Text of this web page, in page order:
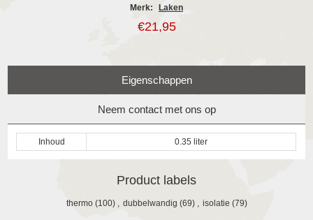
Merk:
Laken
€21,95
Eigenschappen
Neem contact met ons op
Inhoud 0.35 liter
Product labels
thermo (100) dubbelwandig (69) isolatie (79)